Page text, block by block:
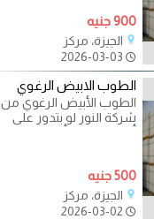
900 جنيه
الجيزة، مركز
2026-03-03
الطوب الابيض الرغوي
الطوب الأبيض الرغوي من
شركة النور لو بتدور على
500 جنيه
الجيزة، مركز
2026-03-02